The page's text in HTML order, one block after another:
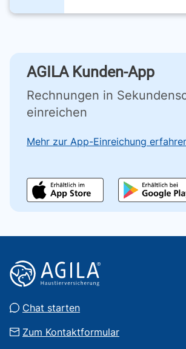
AGILA Kunden-App
Rechnungen in
einreichen
Mehr zur App-Einreichung